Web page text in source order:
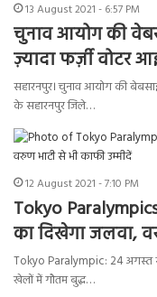
13 August 2021 - 6:57 PM
चुनाव आयोग की
ज़्यादा फर्ज़ी वोटर
सहारनपुर। चुनाव आयोग की
के सहारनपुर जिले…
12 August 2021 - 7:10 PM
Tokyo
का दिखेगा जलवा,
Tokyo Paralympic: 24 अगस्त
खेलों में गौतम बुद्ध…